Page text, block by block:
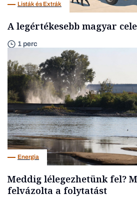
Listák és Extrák
A legértékesebb magyar
1 perc
Energia
Meddig lélegezhetünk fel?
felvázolta a folytatást